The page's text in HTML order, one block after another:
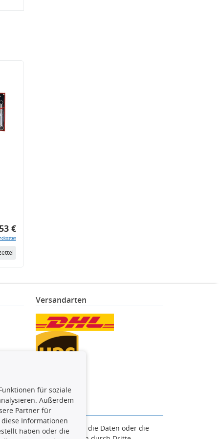
€
Versandarten
Es ist zu unterlassen, die Daten oder die
für soziale
Außerdem
Partner für
Informationen
haben oder die